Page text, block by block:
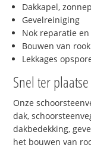
Dakkapel,
Gevelreiniging
Nok reparatie
Bouwen van
Lekkages
Snel ter plaatse
Onze
dak,
dakbedekking,
het bouwen van